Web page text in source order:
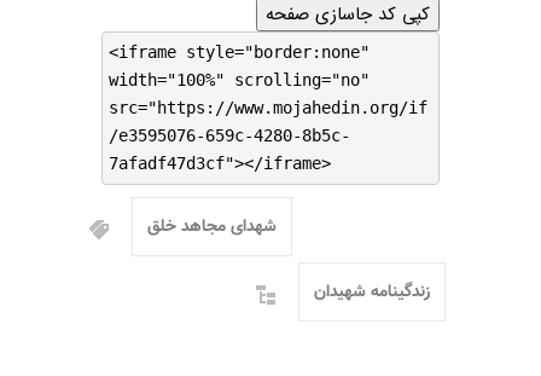
کپی کد جاسازی صفحه
<iframe style="border:none"
width="100%" scrolling="no"
src="https://www.mojahedin.org/if
/e3595076-659c-4280-8b5c-
7afadf47d3cf"></iframe>
شهدای مجاهد خلق
زندگینامه شهیدان